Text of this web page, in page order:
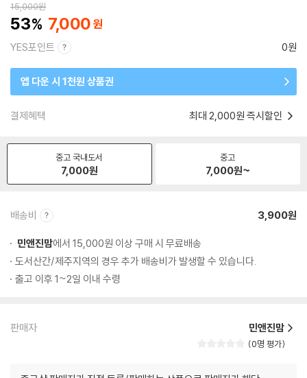
15,000원
53 7,000
YES포인트 0원
앱 다운 시 1천원 상품권
결제혜택 최대 2,000원 즉시할인
중고 국내도서
7,000원
중고
7,000원~
배송비 3,900원
민앤진맘에서 15,000원 이상 구매 시 무료배송
도서산간/제주지역의 경우 추가 배송비가 발생할 수 있습니다.
출고 이후 1~2일 이내 수령
판매자 민앤진맘
0명 평가